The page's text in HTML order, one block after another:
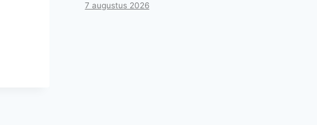
7 augustus 2026